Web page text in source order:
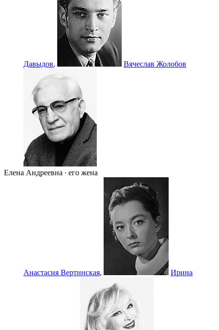
Давыдов, Вячеслав Жолобов
Елена Андреевна ∙ его жена
Анастасия Вертинская, Ирина